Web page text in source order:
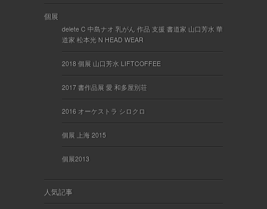
個展
delete C 中島ナオ 乳がん 作品 支援 書道家 山口芳水 華
道家 松本光 N HEAD WEAR
2018 個展 山口芳水 LIFTCOFFEE
2017 書作品展 愛 和多屋別荘
2016 オーケストラ シロクロ
個展 上海 2015
個展2013
人気記事